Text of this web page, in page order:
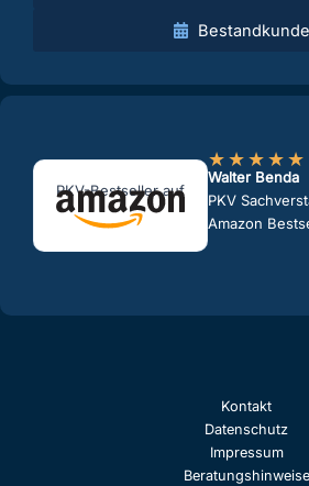
PKV-Bestseller auf
★★★★★
Walter Benda
PKV
Amazon
Kontakt
Datenschutz
Impressum
Beratungshinweise